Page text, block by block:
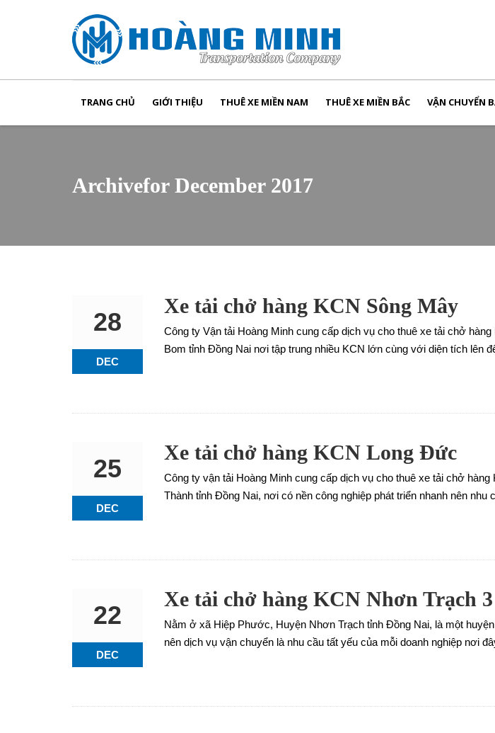
TRANG CHỦ GIỚI THIỆU THUÊ XE MIỀN NAM THUÊ XE MIỀN BẮC VẬN CHUYỂN
Archivefor December 2017
28
DEC
Xe tải chở hàng KCN Sông Mây
Công ty Vận tải Hoàng Minh cung cấp dịch vụ cho thuê xe tải chở
Bom tỉnh Đồng Nai nơi tập trung nhiều KCN lớn cùng với diện tích lên
25
DEC
Xe tải chở hàng KCN Long Đức
Công ty vận tải Hoàng Minh cung cấp dịch vụ cho thuê xe tải chở
Thành tỉnh Đồng Nai, nơi có nền công nghiệp phát triển nhanh nên
22
DEC
Xe tải chở hàng KCN Nhơn Trạch 3
Nằm ở xã Hiệp Phước, Huyện Nhơn Trạch tỉnh Đồng Nai, là một
nên dịch vụ vận chuyển là nhu cầu tất yếu của mỗi doanh nghiệp nơi